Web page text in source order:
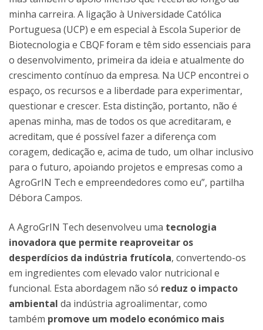
minha carreira. A ligação à Universidade Católica
Portuguesa (UCP) e em especial à Escola Superior de
Biotecnologia e CBQF foram e têm sido essenciais para
o desenvolvimento, primeira da ideia e atualmente do
crescimento contínuo da empresa. Na UCP encontrei o
espaço, os recursos e a liberdade para experimentar,
questionar e crescer. Esta distinção, portanto, não é
apenas minha, mas de todos os que acreditaram, e
acreditam, que é possível fazer a diferença com
coragem, dedicação e, acima de tudo, um olhar inclusivo
para o futuro, apoiando projetos e empresas como a
AgroGrIN Tech e empreendedores como eu”, partilha
Débora Campos.
A AgroGrIN Tech desenvolveu uma tecnologia
inovadora que permite reaproveitar os
desperdícios da indústria frutícola, convertendo-os
em ingredientes com elevado valor nutricional e
funcional. Esta abordagem não só reduz o impacto
ambiental da indústria agroalimentar, como
também promove um modelo económico mais